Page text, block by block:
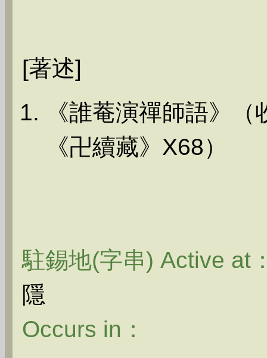
[著述]
《誰菴演禪師語》
《卍續藏》X68）
駐錫地(字串) Active at
隱
Occurs in：